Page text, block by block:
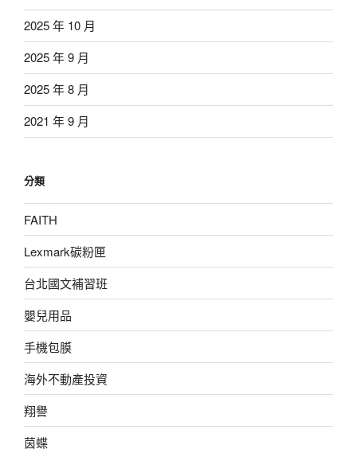
2025 年 10 月
2025 年 9 月
2025 年 8 月
2021 年 9 月
分類
FAITH
Lexmark碳粉匣
台北國文補習班
嬰兒用品
手機包膜
海外不動產投資
翔譽
茵蝶